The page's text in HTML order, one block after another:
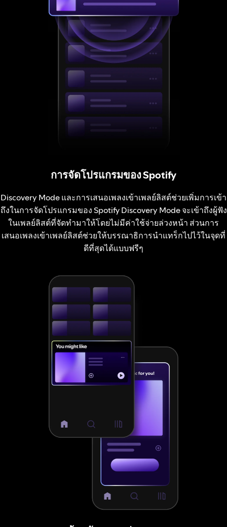
การจัดโปรแกรมของ Spotify
Discovery Mode และการเสนอเพลงเข้าเพลย์ลิสต์ช่วยเพิ่มการเข้า
ถึงในการจัดโปรแกรมของ Spotify Discovery Mode จะเข้าถึงผู้ฟัง
ในเพลย์ลิสต์ที่จัดทำมาให้โดยไม่มีค่าใช้จ่ายล่วงหน้า ส่วนการ
เสนอเพลงเข้าเพลย์ลิสต์ช่วยให้บรรณาธิการนำแทร็กไปไว้ในจุดที่
ดีที่สุดได้แบบฟรีๆ